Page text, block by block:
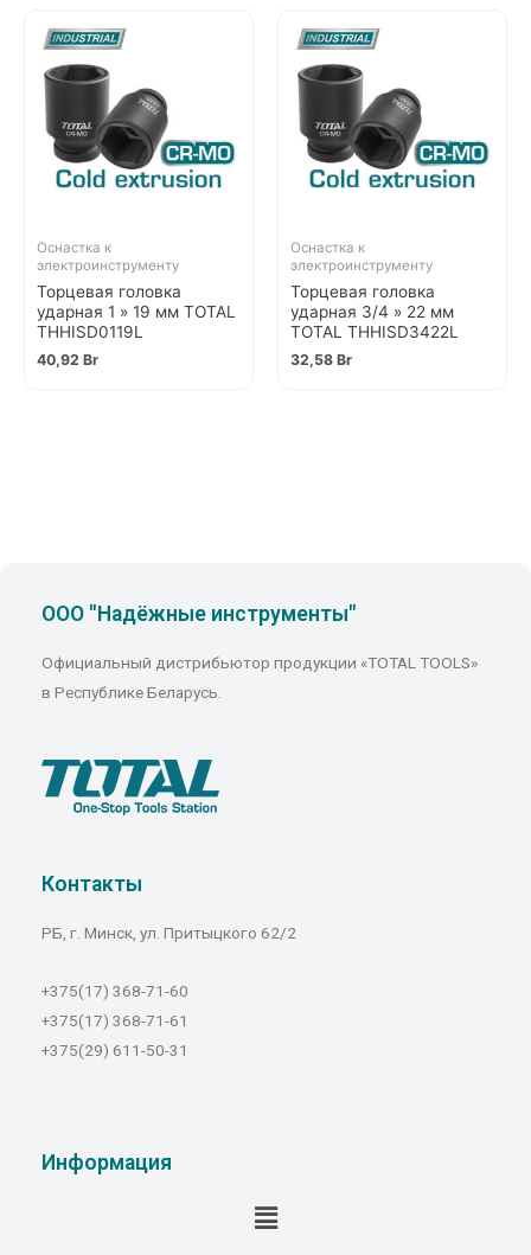
Оснастка к
электроинструменту
Торцевая головка
ударная 1 » 19 мм TOTAL
THHISD0119L
40,92 Br
Оснастка к
электроинструменту
Торцевая головка
ударная 3/4 » 22 мм
TOTAL THHISD3422L
32,58 Br
ООО "Надёжные инструменты"
Официальный дистрибьютор продукции «TOTAL TOOLS»
в Республике Беларусь.
Контакты
РБ, г. Минск, ул. Притыцкого 62/2
+375(17) 368-71-60
+375(17) 368-71-61
+375(29) 611-50-31
Информация